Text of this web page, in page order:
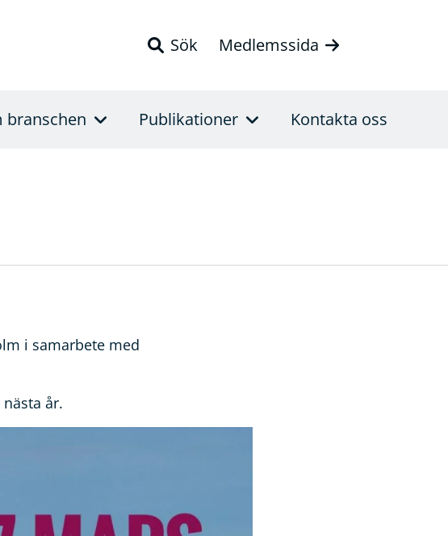
Sök Medlemssida
branschen Publikationer Kontakta oss
i samarbete med
år.